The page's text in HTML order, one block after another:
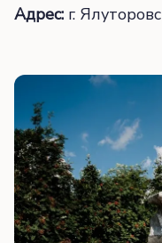
Адрес: г.